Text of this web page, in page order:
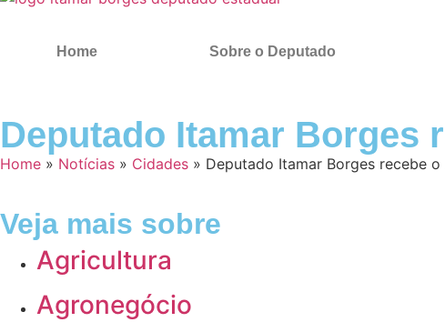
Home Sobre o Deputado
Deputado Itamar Borges
Home » Notícias » Cidades » Deputado Itamar Borges recebe
Veja mais sobre
Agricultura
Agronegócio